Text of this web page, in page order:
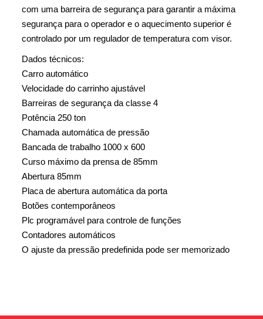
com uma barreira de segurança para garantir a máxima
segurança para o operador e o aquecimento superior é
controlado por um regulador de temperatura com visor.
Dados técnicos:
Carro automático
Velocidade do carrinho ajustável
Barreiras de segurança da classe 4
Potência 250 ton
Chamada automática de pressão
Bancada de trabalho 1000 x 600
Curso máximo da prensa de 85mm
Abertura 85mm
Placa de abertura automática da porta
Botões contemporâneos
Plc programável para controle de funções
Contadores automáticos
O ajuste da pressão predefinida pode ser memorizado